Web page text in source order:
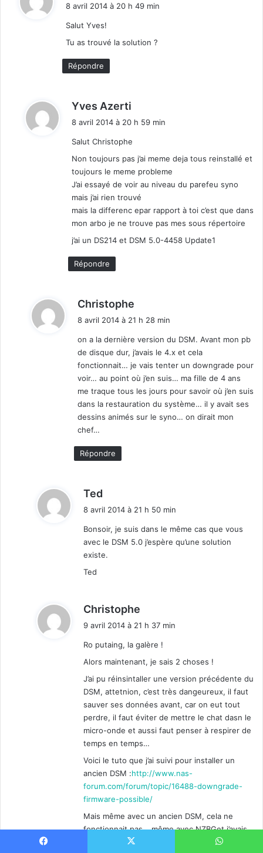
:
8 avril 2014 à 20 h 49 min
Salut Yves!
Tu as trouvé la solution ?
Répondre
Yves Azerti
:
8 avril 2014 à 20 h 59 min
Salut Christophe
Non toujours pas j’ai meme deja tous reinstallé et
toujours le meme probleme
J’ai essayé de voir au niveau du parefeu syno
mais j’ai rien trouvé
mais la differenc epar rapport à toi c’est que dans
mon arbo je ne trouve pas mes sous répertoire
j’ai un DS214 et DSM 5.0-4458 Update1
Répondre
Christophe
:
8 avril 2014 à 21 h 28 min
on a la dernière version du DSM. Avant mon pb
de disque dur, j’avais le 4.x et cela
fonctionnait… je vais tenter un downgrade pour
voir… au point où j’en suis… ma fille de 4 ans
me traque tous les jours pour savoir où j’en suis
dans la restauration du système… il y avait ses
dessins animés sur le syno… on dirait mon
chef…
Répondre
Ted
:
8 avril 2014 à 21 h 50 min
Bonsoir, je suis dans le même cas que vous
avec le DSM 5.0 j’espère qu’une solution
existe.
Ted
Christophe
:
9 avril 2014 à 21 h 37 min
Ro putaing, la galère !
Alors maintenant, je sais 2 choses !
J’ai pu réinsintaller une version précédente du
DSM, attetnion, c’est très dangeureux, il faut
sauver ses données avant, car on eut tout
perdre, il faut éviter de mettre le chat dasn le
micro-onde et aussi faut penser à respirer de
temps en temps…
Voici le tuto que j’ai suivi pour installer un
ancien DSM :http://www.nas-
forum.com/forum/topic/16488-downgrade-
firmware-possible/
Mais même avec un ancien DSM, cela ne
fonctionnait pas… même avec NZBGet j’avais
le même pb: pas possible d’écrire dans le